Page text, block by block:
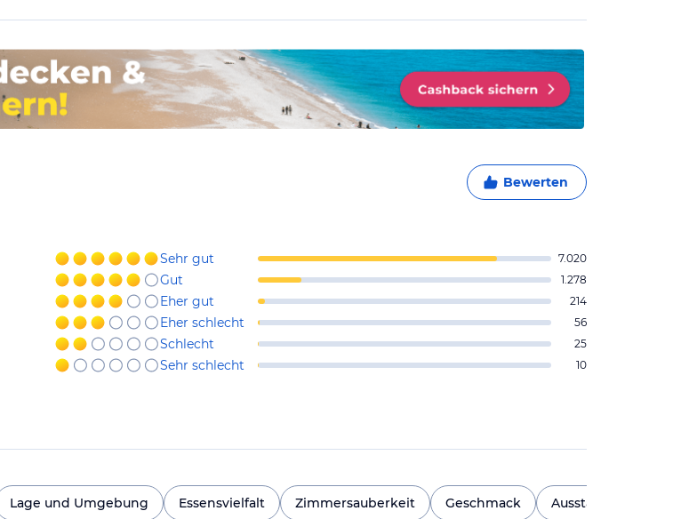
Bewerten
Sehr gut 7.020
Gut 1.278
Eher gut 214
Eher schlecht 56
Schlecht 25
Sehr schlecht 10
Lage und Umgebung Essensvielfalt Zimmersauberkeit Geschmack Ausstattung